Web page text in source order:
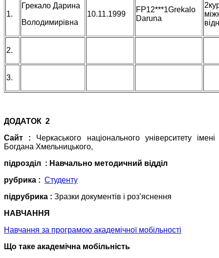
1.
Грекало Дарина
Володимирівна
10.11.1999
FP12***1Grekalo
Daruna
2.
3.
ДОДАТОК 2
Сайт : Черкаського національного університету імені
Богдана Хмельницького,
підрозділ : Навчально методичний відділ
рубрика : Студенту
підрубрика : Зразки документів і роз’яснення
НАВЧАННЯ
Навчання за програмою академічної мобільності
Що таке академічна мобільність